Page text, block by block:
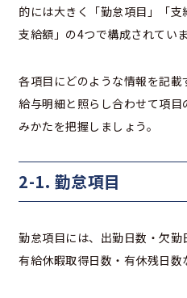
的には大きく「勤怠項目」「
支給額」の4つで構成されていま
各項目にどのような情報を記
給与明細と照らし合わせて項
みかたを把握しましょう。
2-1. 勤怠項目
勤怠項目には、出勤日数・欠勤
有給休暇取得日数・有休残日数